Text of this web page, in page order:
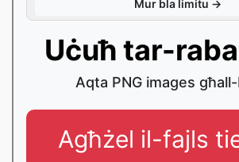
Mur bla limitu →
Uċuħ tar-
Aqta PNG images
Agħżel il-fajls